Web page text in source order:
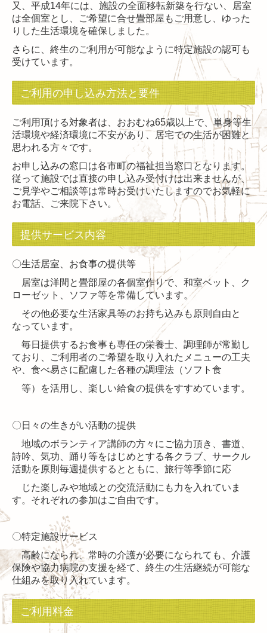
又、平成14年には、施設の全面移転新築を行ない、居室
は全個室とし、ご希望に合せ畳部屋もご用意し、ゆった
りした生活環境を確保しました。
さらに、終生のご利用が可能なように特定施設の認可も
受けています。
ご利用の申し込み方法と要件
ご利用頂ける対象者は、おおむね65歳以上で、単身等生
活環境や経済環境に不安があり、居宅での生活が困難と
思われる方々です。
お申し込みの窓口は各市町の福祉担当窓口となります。
従って施設では直接の申し込み受付けは出来ませんが、
ご見学やご相談等は常時お受けいたしますのでお気軽に
お電話、ご来院下さい。
提供サービス内容
〇生活居室、お食事の提供等
居室は洋間と畳部屋の各個室作りで、和室ベット、ク
ローゼット、ソファ等を常備しています。
その他必要な生活家具等のお持ち込みも原則自由と
なっています。
毎日提供するお食事も専任の栄養士、調理師が常勤し
ており、ご利用者のご希望を取り入れたメニューの工夫
や、食べ易さに配慮した各種の調理法（ソフト食
等）を活用し、楽しい給食の提供をすすめています。
〇日々の生きがい活動の提供
地域のボランティア講師の方々にご協力頂き、書道、
詩吟、気功、踊り等をはじめとする各クラブ、サークル
活動を原則毎週提供するとともに、旅行等季節に応
じた楽しみや地域との交流活動にも力を入れていま
す。それぞれの参加はご自由です。
〇特定施設サービス
高齢になられ、常時の介護が必要になられても、介護
保険や協力病院の支援を経て、終生の生活継続が可能な
仕組みを取り入れています。
ご利用料金